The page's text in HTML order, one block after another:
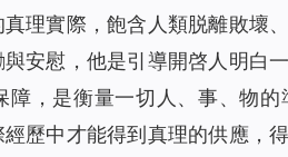
理實際，飽含人類脱離敗壞
安慰，他是引導開啓人明白
障，是衡量一切人、事、物
歷中才能得到真理的供應，